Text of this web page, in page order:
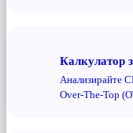
Калкулатор
Анализирайте
Over-The-Top